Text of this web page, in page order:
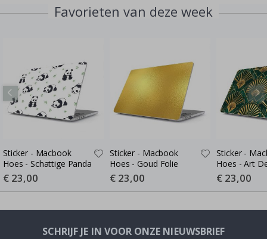
Favorieten van deze week
Sticker - Macbook
Hoes - Schattige Panda
Special
Price
€ 23,00
Sticker - Macbook
Hoes - Goud Folie
Special
Price
€ 23,00
Sticker -
Hoes - Art
Special
Price
€ 23,00
SCHRIJF JE IN VOOR ONZE NIEUWSBRIEF